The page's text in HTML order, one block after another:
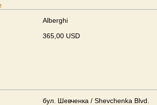
Alberghi
365,00 USD
бул. Шевченка / Shevchenka Blvd.